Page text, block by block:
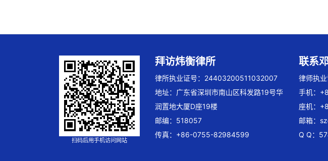
扫码后用手机访问网站
拜访炜衡律所
律所执业证号：24403200511032007
地址：广东省深圳市南山区科发路19号华
润置地大厦D座19楼
邮编：518057
传真：+86-0755-82984599
联系
律师执
手机：
座机：
邮箱：
Q Q：